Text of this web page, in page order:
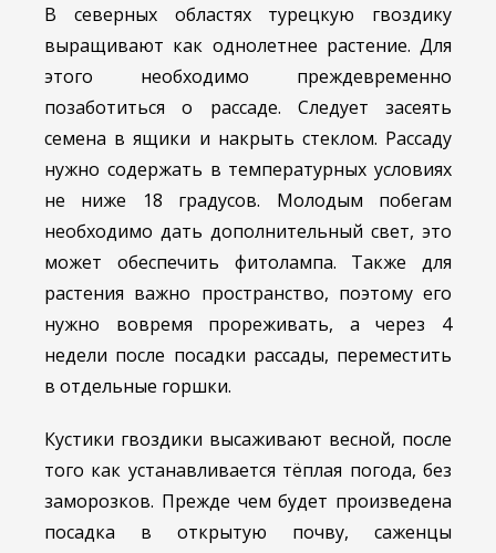
В северных областях турецкую гвоздику
выращивают как однолетнее растение. Для
этого необходимо преждевременно
позаботиться о рассаде. Следует засеять
семена в ящики и накрыть стеклом. Рассаду
нужно содержать в температурных условиях
не ниже 18 градусов. Молодым побегам
необходимо дать дополнительный свет, это
может обеспечить фитолампа. Также для
растения важно пространство, поэтому его
нужно вовремя прореживать, а через 4
недели после посадки рассады, переместить
в отдельные горшки.
Кустики гвоздики высаживают весной, после
того как устанавливается тёплая погода, без
заморозков. Прежде чем будет произведена
посадка в открытую почву, саженцы